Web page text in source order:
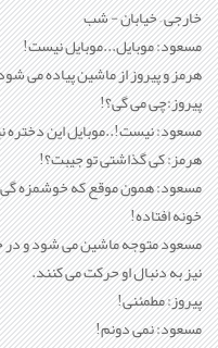
خارجی – خیابان - شب
مسعود: موبايل...موبايل نيست!
هرمز و پيروز از ماشين پياده می
پيروز:چی می گی؟!
مسعود: نيست!..موبايل اين
هرمز: کی گذاشتی تو جيبت؟!
مسعود: همون موقع که خوشمزه
خونه افتاده!
مسعود متوجه ماشين می شود و در
نيز به دنبال او حرکت می کنند.
پيروز: مطمئنی!
مسعود: نمی دونم!